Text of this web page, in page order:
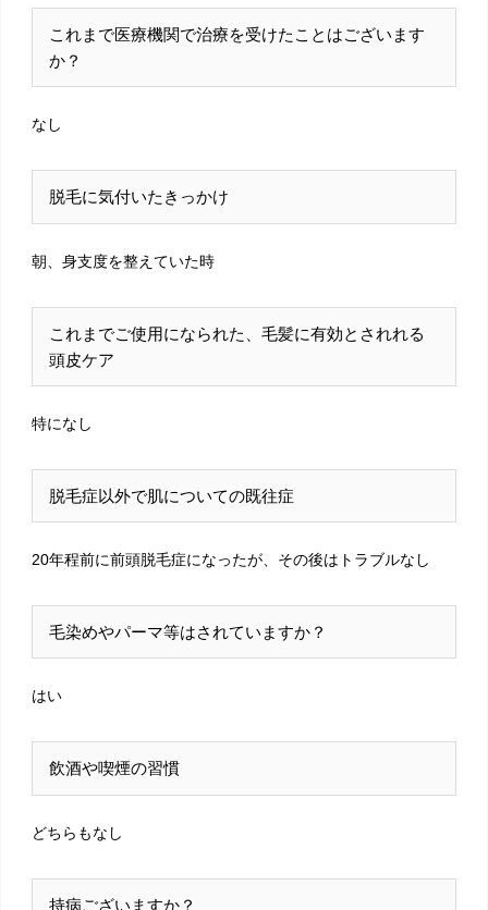
これまで医療機関で治療を受けたことはございます
か？
なし
脱毛に気付いたきっかけ
朝、身支度を整えていた時
これまでご使用になられた、毛髪に有効とされれる
頭皮ケア
特になし
脱毛症以外で肌についての既往症
20年程前に前頭脱毛症になったが、その後はトラブルなし
毛染めやパーマ等はされていますか？
はい
飲酒や喫煙の習慣
どちらもなし
持病ございますか？